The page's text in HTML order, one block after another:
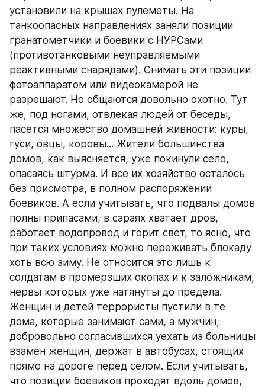
установили на крышах пулеметы. На
танкоопасных направлениях заняли позиции
гранатометчики и боевики с НУРСами
(противотанковыми неуправляемыми
реактивными снарядами). Снимать эти позиции
фотоаппаратом или видеокамерой не
разрешают. Но общаются довольно охотно. Тут
же, под ногами, отвлекая людей от беседы,
пасется множество домашней живности: куры,
гуси, овцы, коровы... Жители большинства
домов, как выясняется, уже покинули село,
опасаясь штурма. И все их хозяйство осталось
без присмотра, в полном распоряжении
боевиков. А если учитывать, что подвалы домов
полны припасами, в сараях хватает дров,
работает водопровод и горит свет, то ясно, что
при таких условиях можно переживать блокаду
хоть всю зиму. Не относится это лишь к
солдатам в промерзших окопах и к заложникам,
нервы которых уже натянуты до предела.
Женщин и детей террористы пустили в те
дома, которые занимают сами, а мужчин,
добровольно согласившихся уехать из больницы
взамен женщин, держат в автобусах, стоящих
прямо на дороге перед селом. Если учитывать,
что позиции боевиков проходят вдоль домов,